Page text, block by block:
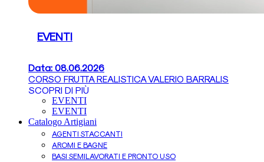
EVENTI
Data: 08.06.2026
CORSO FRUTTA REALISTICA VALERIO BARRALIS
SCOPRI DI PIÙ
EVENTI
EVENTI
Catalogo Artigiani
AGENTI STACCANTI
AROMI E BAGNE
BASI SEMILAVORATI E PRONTO USO